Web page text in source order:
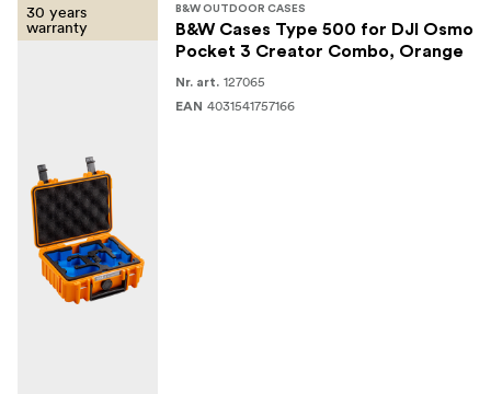
30 years
warranty
B&W OUTDOOR CASES
B&W Cases Type 500 for DJI Osmo
Pocket 3 Creator Combo, Orange
Nr. art. 127065
EAN 4031541757166